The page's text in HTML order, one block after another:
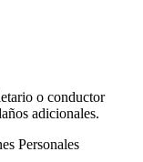
o conductor
adicionales.
Personales